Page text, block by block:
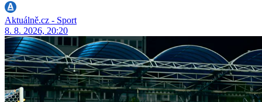
Aktuálně.cz - Sport
8. 8. 2026, 20:20